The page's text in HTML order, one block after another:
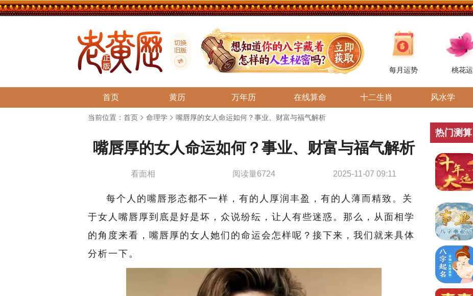
每月运势 桃花运
首页 黄历 万年历 在线算命 十二生肖 风水学
当前位置： 首页 命理学 嘴唇厚的女人命运如何？事业、财富与福气解析
嘴唇厚的女人命运如何？事业、财富与福气解析
看面相 阅读量6724 2025-11-07 09:11
每个人的嘴唇形态都不一样，有的人厚润丰盈，有的人薄而精致。关
于女人嘴唇厚到底是好是坏，众说纷纭，让人有些迷惑。那么，从面相学
的角度来看，嘴唇厚的女人她们的命运会怎样呢？接下来，我们就来具体
分析一下。
热门测算